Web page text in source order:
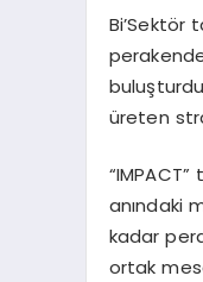
Bi’Sektör
üreten
anındaki
kadar
ortak